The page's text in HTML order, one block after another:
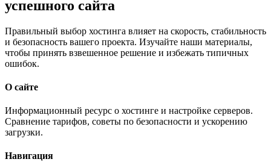
успешного сайта
Правильный выбор хостинга влияет на скорость, стабильность
и безопасность вашего проекта. Изучайте наши материалы,
чтобы принять взвешенное решение и избежать типичных
ошибок.
О сайте
Информационный ресурс о хостинге и настройке серверов.
Сравнение тарифов, советы по безопасности и ускорению
загрузки.
Навигация